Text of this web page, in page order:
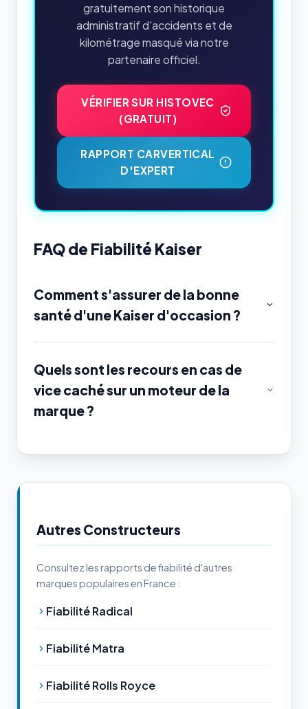
gratuitement son historique
administratif d'accidents et de
kilométrage masqué via notre
partenaire officiel.
VÉRIFIER SUR HISTOVEC
(GRATUIT)
RAPPORT CARVERTICAL
D'EXPERT
FAQ de Fiabilité Kaiser
Comment s'assurer de la bonne
santé d'une Kaiser d'occasion ?
Quels sont les recours en cas de
vice caché sur un moteur de la
marque ?
Autres Constructeurs
Consultez les rapports de fiabilité d'autres
marques populaires en France :
Fiabilité Radical
Fiabilité Matra
Fiabilité Rolls Royce